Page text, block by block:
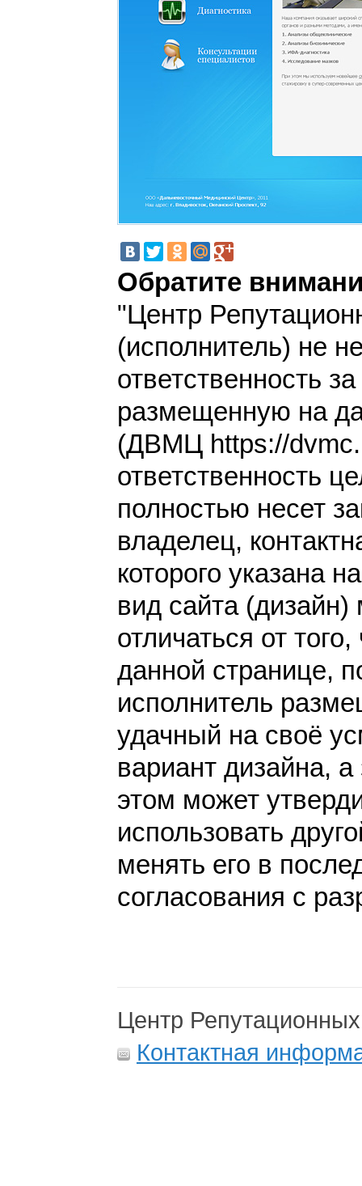
Обратите
"Центр
(исполнитель) не
ответственность
размещенную на
(ДВМЦ https://
ответственность
полностью несет
владелец,
которого указана
вид сайта (дизайн)
отличаться от
данной странице,
исполнитель
удачный на своё
вариант дизайна, а
этом может
использовать
менять его в
согласования с
Центр
Контактная